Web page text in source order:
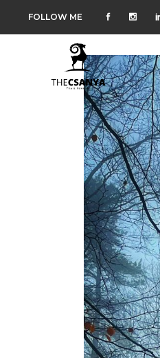
FOLLOW ME